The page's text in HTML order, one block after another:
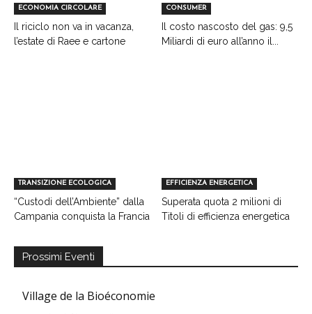
ECONOMIA CIRCOLARE
Il riciclo non va in vacanza,
l’estate di Raee e cartone
CONSUMER
Il costo nascosto del gas: 9,5
Miliardi di euro all’anno il...
TRANSIZIONE ECOLOGICA
“Custodi dell’Ambiente” dalla
Campania conquista la Francia
EFFICIENZA ENERGETICA
Superata quota 2 milioni di
Titoli di efficienza energetica
Prossimi Eventi
Village de la Bioéconomie